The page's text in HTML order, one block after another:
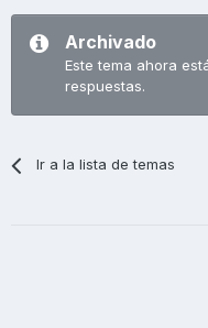
Archivado
Este tema ahora
respuestas.
Ir a la lista de temas